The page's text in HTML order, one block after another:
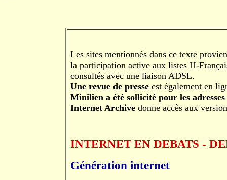
Les sites mentionnés dans ce texte
la participation active aux listes H-
consultés avec une liaison ADSL.
Une revue de presseest également en
Minilien a été sollicité pour les
Internet Archive donne accès aux
INTERNET EN DEBATS -
Génération internet